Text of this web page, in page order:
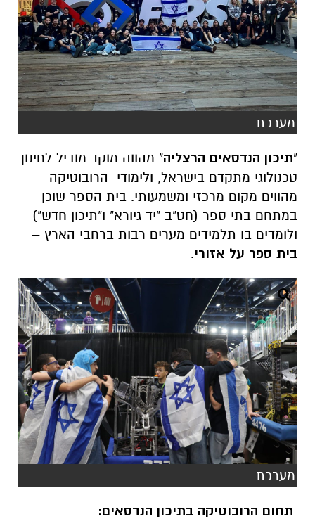
מערכת
"תיכון הנדסאים הרצליה" מהווה מוקד מוביל לחינוך
טכנולוגי מתקדם בישראל, ולימודי הרובוטיקה
מהווים מקום מרכזי ומשמעותי. בית הספר שוכן
במתחם בתי ספר (חט"ב "יד גיורא" ו"תיכון חדש")
ולומדים בו תלמידים מערים רבות ברחבי הארץ –
בית ספר על אזורי.
מערכת
תחום הרובוטיקה בתיכון הנדסאים: